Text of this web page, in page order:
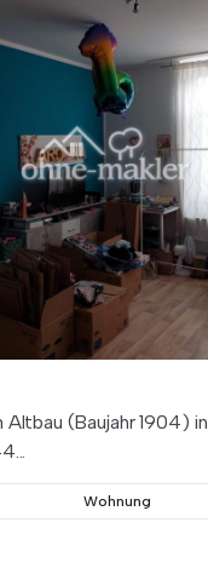
(Baujahr 1904)
Wohnung